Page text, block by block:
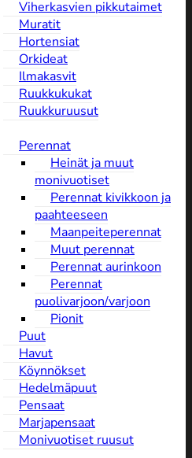
Viherkasvien pikkutaimet
Muratit
Hortensiat
Orkideat
Ilmakasvit
Ruukkukukat
Ruukkuruusut
Perennat
Heinät ja muut
monivuotiset
Perennat kivikkoon ja
paahteeseen
Maanpeiteperennat
Muut perennat
Perennat aurinkoon
Perennat
puolivarjoon/varjoon
Pionit
Puut
Havut
Köynnökset
Hedelmäpuut
Pensaat
Marjapensaat
Monivuotiset ruusut